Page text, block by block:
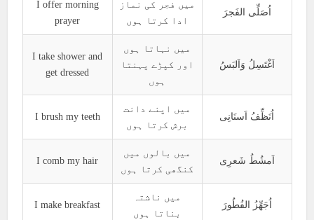
I offer morning
prayer
میں فجر کی نماز
ادا کرتا ہوں
اُصَلِّی الفَجرَ
I take shower and
get dressed
میں نہاتا ہوں
اور کپڑے پہنتا
ہوں
اَغْتَسِلُ وَاَلبَسُ
I brush my teeth
میں اپنے دانت
برش کرتا ہوں
اُنَظِّفُ اَسنَانِی
I comb my hair
میں بالوں میں
کنگھی کرتا ہوں
اَمشُطُ شَعرِی
I make breakfast
میں ناشتہ
بناتا ہوں
اُجَھِّزُ الفُطُورَ